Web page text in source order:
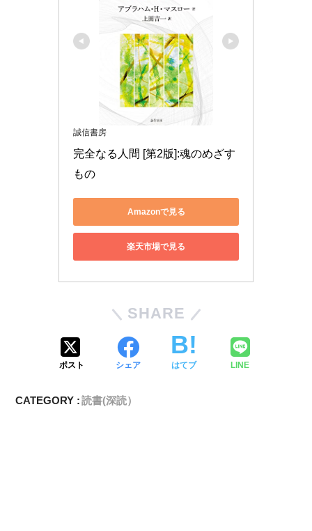
誠信書房
完全なる人間 [第2版]:魂のめざす
もの
Amazonで見る
楽天市場で見る
SHARE
ポスト シェア はてブ LINE
CATEGORY :読書(深読）